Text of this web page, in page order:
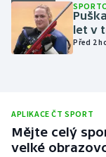
Plavání
Plážový volejbal
Rychlobruslení
Rychlostní
let v
Před 2
APLIKACE ČT SPORT
Mějte celý
velké